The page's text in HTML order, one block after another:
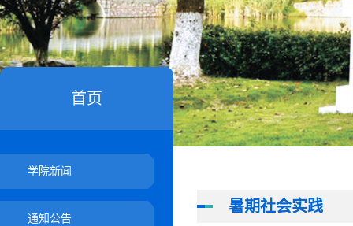
首页
学院新闻
通知公告
暑期社会实践